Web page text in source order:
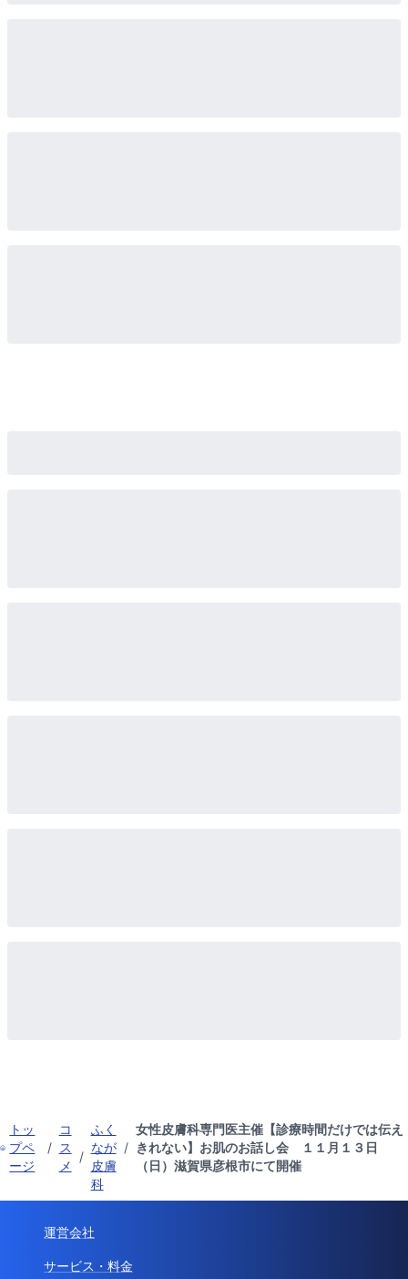
トッ
プペ
ージ
/
コ
ス
メ
/
ふく
なが
皮膚
科
/
女性皮膚科専門医主催【診療時間だけでは伝え
きれない】お肌のお話し会 １１月１３日
（日）滋賀県彦根市にて開催
運営会社
サービス・料金